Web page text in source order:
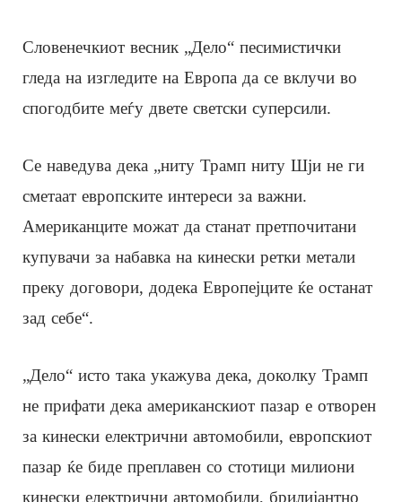
Словенечкиот весник „Дело“ песимистички
гледа на изгледите на Европа да се вклучи во
спогодбите меѓу двете светски суперсили.
Се наведува дека „ниту Трамп ниту Шји не ги
сметаат европските интереси за важни.
Американците можат да станат претпочитани
купувачи за набавка на кинески ретки метали
преку договори, додека Европејците ќе останат
зад себе“.
„Дело“ исто така укажува дека, доколку Трамп
не прифати дека американскиот пазар е отворен
за кинески електрични автомобили, европскиот
пазар ќе биде преплавен со стотици милиони
кинески електрични автомобили, брилијантно